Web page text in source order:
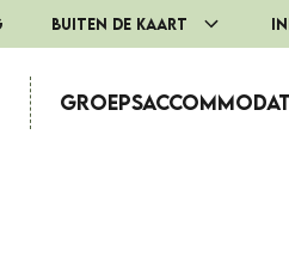
Buiten de Kaart